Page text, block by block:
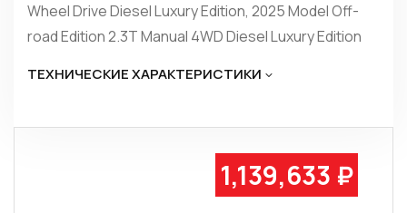
Wheel Drive Diesel Luxury Edition, 2025 Model Off-
road Edition 2.3T Manual 4WD Diesel Luxury Edition
ТЕХНИЧЕСКИЕ ХАРАКТЕРИСТИКИ
1,139,633 ₽